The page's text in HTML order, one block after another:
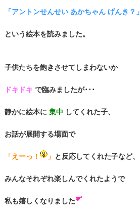
「アントンせんせい あかちゃん げんき？」
という絵本を読みました。
子供たちを飽きさせてしまわないか
ドキドキ で臨みましたが･･･
静かに絵本に 集中 してくれた子、
お話が展開する場面で
「えーっ！ 」 と反応してくれた子など、
みんなそれぞれ楽しんでくれたようで
私も嬉しくなりました